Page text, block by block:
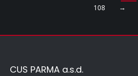
108
→
CUS PARMA a.s.d.